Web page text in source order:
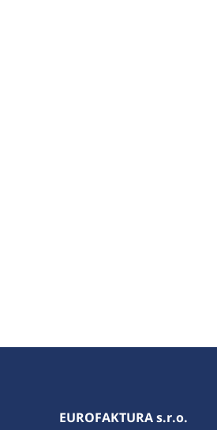
EUROFAKTURA s.r.o.